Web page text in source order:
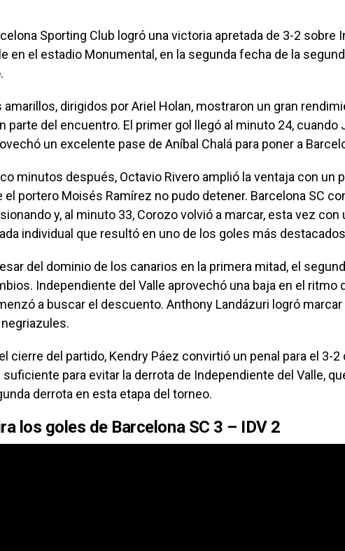
Sporting Club logró una victoria apretada de 3-2 sobre
en el estadio Monumental, en la segunda fecha de la
amarillos, dirigidos por Ariel Holan, mostraron un gran
parte del encuentro. El primer gol llegó al minuto 24, cuando
un excelente pase de Aníbal Chalá para poner a
minutos después, Octavio Rivero amplió la ventaja con un
el portero Moisés Ramírez no pudo detener. Barcelona SC
y, al minuto 33, Corozo volvió a marcar, esta vez con
individual que resultó en uno de los goles más
del dominio de los canarios en la primera mitad, el
Independiente del Valle aprovechó una baja en el ritmo
a buscar el descuento. Anthony Landázuri logró marcar
negriazules.
cierre del partido, Kendry Páez convirtió un penal para el 3-
para evitar la derrota de Independiente del Valle,
derrota en esta etapa del torneo.
los goles de Barcelona SC 3 – IDV 2